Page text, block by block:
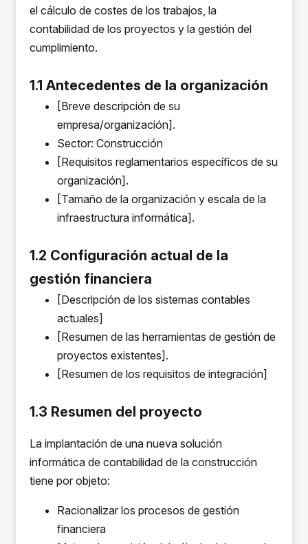
el cálculo de costes de los trabajos, la
contabilidad de los proyectos y la gestión del
cumplimiento.
1.1 Antecedentes de la organización
[Breve descripción de su
empresa/organización].
Sector: Construcción
[Requisitos reglamentarios específicos de su
organización].
[Tamaño de la organización y escala de la
infraestructura informática].
1.2 Configuración actual de la
gestión financiera
[Descripción de los sistemas contables
actuales]
[Resumen de las herramientas de gestión de
proyectos existentes].
[Resumen de los requisitos de integración]
1.3 Resumen del proyecto
La implantación de una nueva solución
informática de contabilidad de la construcción
tiene por objeto:
Racionalizar los procesos de gestión
financiera